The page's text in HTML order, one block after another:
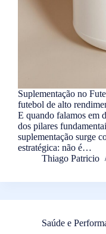
Suplementação no
futebol de alto
E quando falamos em
dos pilares
suplementação surge
estratégica: não é…
Thiago Patricio
Saúde e